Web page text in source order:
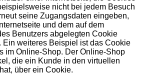
nicht bei jedem Besuch
seine Zugangsdaten eingeben,
und dem auf dem
Benutzers abgelegten Cookie
Ein weiteres Beispiel ist das Cookie
im Online-Shop. Der Online-Shop
die ein Kunde in den virtuellen
über ein Cookie.